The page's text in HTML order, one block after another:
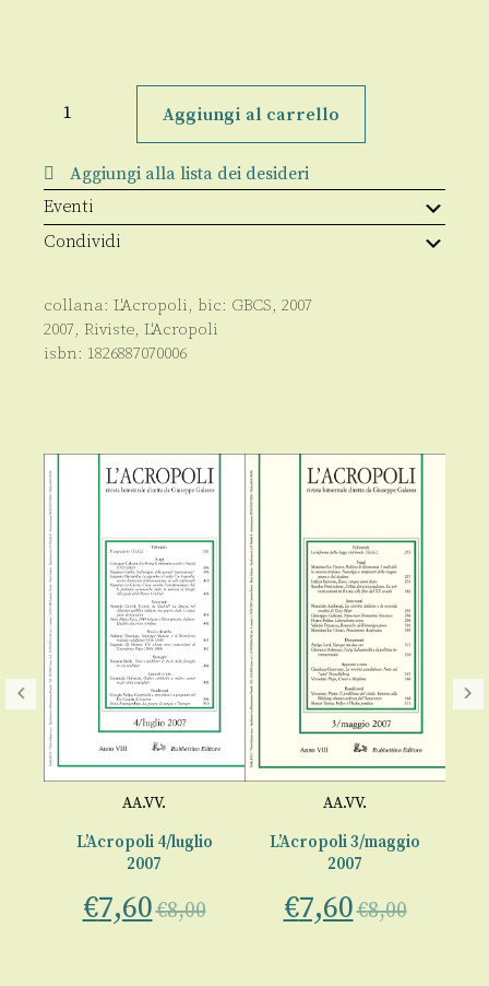
quantità
Aggiungi al carrello
Aggiungi alla lista dei desideri
Eventi
Condividi
collana: L'Acropoli, bic: GBCS, 2007
2007, Riviste, L'Acropoli
isbn: 1826887070006
AA.VV.
L’Acropoli 4/luglio
2007
€7,60€8,00
AA.VV.
L’Acropoli 3/maggio
2007
€7,60€8,00